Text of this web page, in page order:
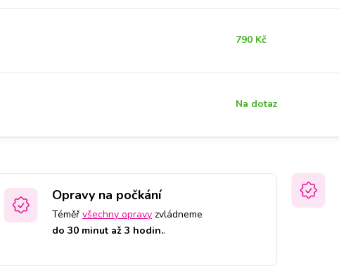
790 Kč
Na dotaz
Opravy na počkání
Téměř všechny opravy zvládneme
do 30 minut až 3 hodin..